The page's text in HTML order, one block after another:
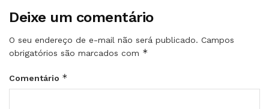
Deixe um comentário
O seu endereço de e-mail não será publicado. Campos
obrigatórios são marcados com *
Comentário *